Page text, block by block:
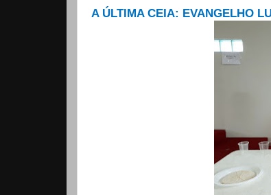
A ÚLTIMA CEIA: EVANGELHO